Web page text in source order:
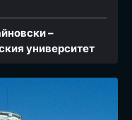
–
университет